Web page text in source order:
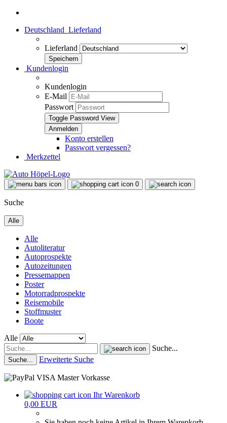
Deutschland Lieferland
Lieferland
Kundenlogin
Kundenlogin
E-Mail
Passwort
Toggle Password View
Konto erstellen
Passwort vergessen?
Merkzettel
0
Suche
Alle
Alle
Autoliteratur
Autoprospekte
Autozeitungen
Pressemappen
Poster
Motorradprospekte
Reisemobile
Stoffmuster
Boote
Alle
Suche...
Suche... Erweiterte Suche
Ihr Warenkorb
0,00 EUR